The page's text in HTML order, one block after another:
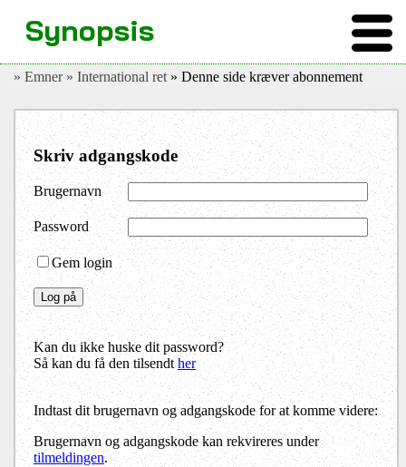
» Emner » International ret » Denne side kræver abonnement
Skriv adgangskode
Brugernavn
Password
Gem login
Kan du ikke huske dit password?
Så kan du få den tilsendther
Indtast dit brugernavn og adgangskode for at komme videre:
Brugernavn og adgangskode kan rekvireres under
tilmeldingen.
Synopsis